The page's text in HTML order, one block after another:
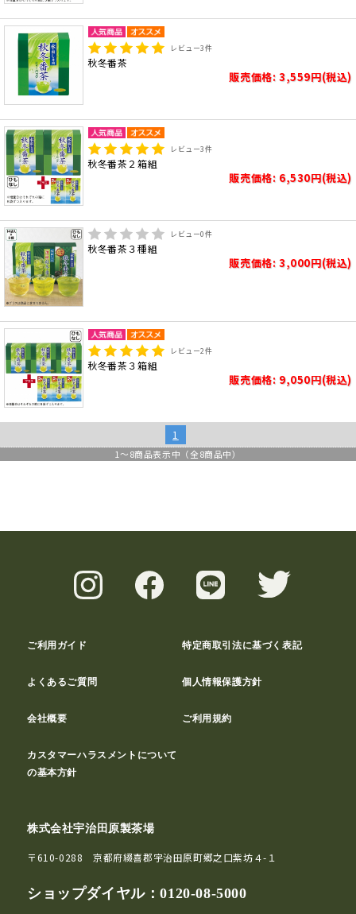
レビュー3件
秋冬番茶
販売価格: 3,559円(税込)
レビュー3件
秋冬番茶２箱組
販売価格: 6,530円(税込)
レビュー0件
秋冬番茶３種組
販売価格: 3,000円(税込)
レビュー2件
秋冬番茶３箱組
販売価格: 9,050円(税込)
1
1 ～8商品表示中（全8商品中）
ご利用ガイド 特定商取引法に基づく表記
よくあるご質問 個人情報保護方針
会社概要 ご利用規約
カスタマーハラスメントについて
の基本方針
株式会社宇治田原製茶場
〒610-0288 京都府綴喜郡宇治田原町郷之口紫坊４-１
ショップダイヤル：0120-08-5000